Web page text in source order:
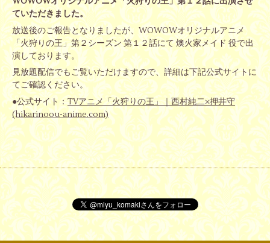
ていただきました。
放送後のご報告となりましたが、WOWOWオリジナルアニメ
「火狩りの王」第２シーズン 第１２話にて 燠火家メイド 役で出
演しております。
見放題配信でもご覧いただけますので、詳細は下記公式サイトに
てご確認ください。
●公式サイト：TVアニメ「火狩りの王」｜西村純二×押井守
(hikarinoou-anime.com)